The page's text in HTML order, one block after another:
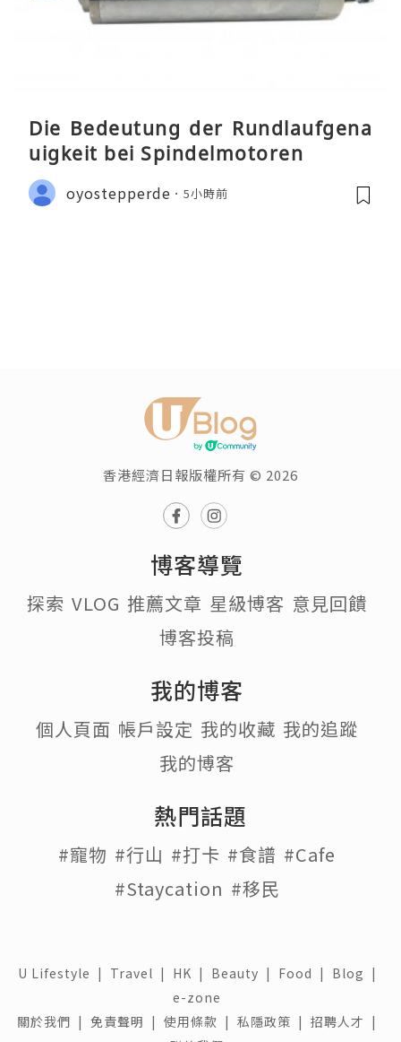
Die Bedeutung der Rundlaufgena
uigkeit bei Spindelmotoren
oyostepperde 5小時前
香港經濟日報版權所有 © 2026
博客導覽
探索 VLOG 推薦文章 星級博客 意見回饋
博客投稿
我的博客
個人頁面 帳戶設定 我的收藏 我的追蹤
我的博客
熱門話題
#寵物 #行山 #打卡 #食譜 #Cafe
#Staycation #移民
U Lifestyle | Travel | HK | Beauty | Food | Blog |
e-zone
關於我們 | 免責聲明 | 使用條款 | 私隱政策 | 招聘人才 |